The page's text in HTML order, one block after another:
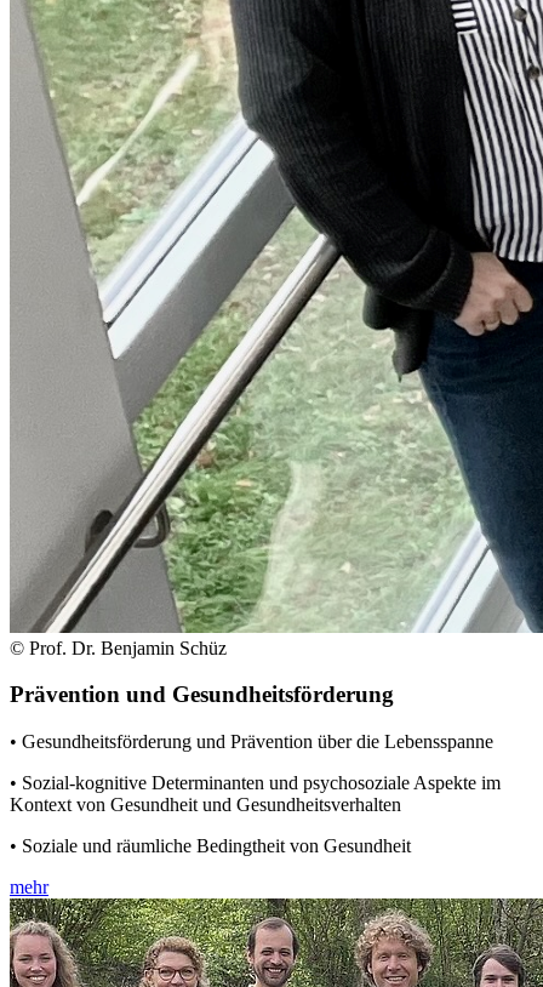
© Prof. Dr. Benjamin Schüz
Prävention und Gesundheitsförderung
• Gesundheitsförderung und Prävention über die Lebensspanne
• Sozial-kognitive Determinanten und psychosoziale Aspekte im
Kontext von Gesundheit und Gesundheitsverhalten
• Soziale und räumliche Bedingtheit von Gesundheit
mehr